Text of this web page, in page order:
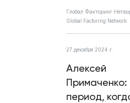
Глобал Факторинг
Global Factoring Network
27 декабря 2024 г.
Алексей
Примаченко:
период,